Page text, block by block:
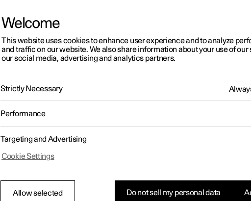
Welcome
This website uses cookies to enhance user experience and to analyze
and traffic on our website. We also share information about your use of our
our social media, advertising and analytics partners.
Strictly Necessary
Performance
Targeting and Advertising
Cookie Settings
Allow selected Do not sell my personal data